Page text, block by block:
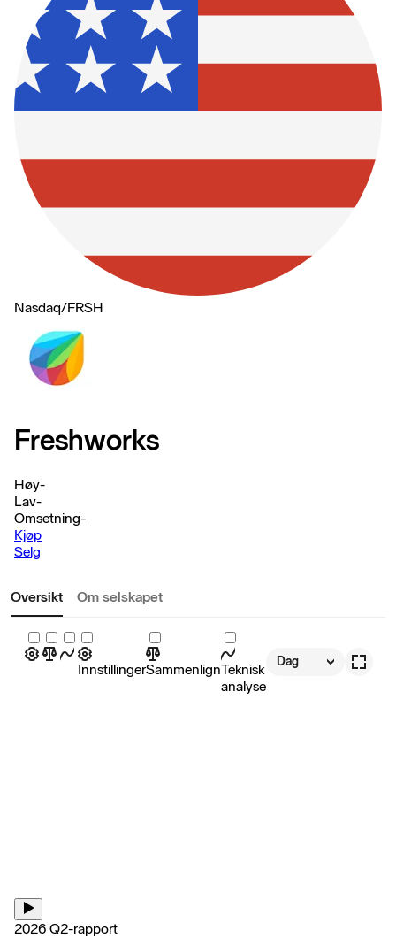
Nasdaq/FRSH
Freshworks
Høy-
Lav-
Omsetning-
Kjøp
Selg
Oversikt Om selskapet
InnstillingerSammenlignTeknisk
analyse
Dag
2026 Q2-rapport